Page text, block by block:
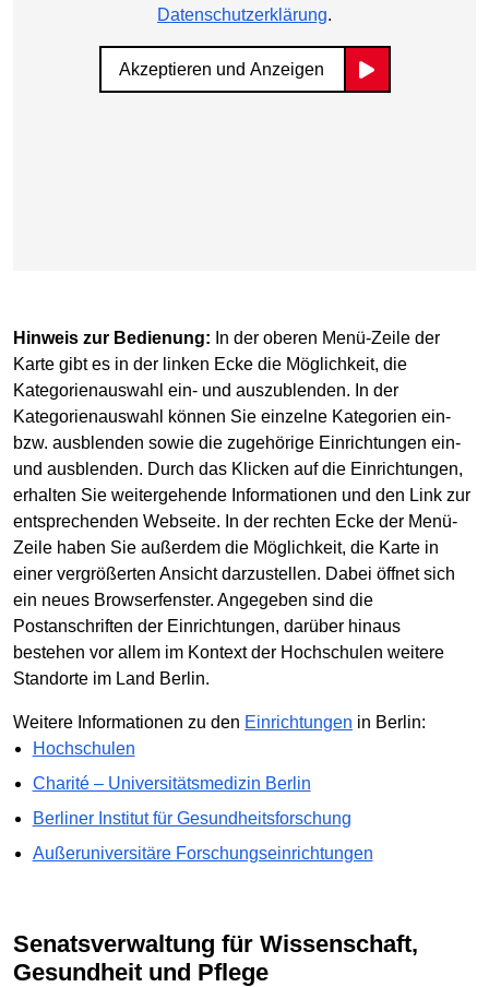
Datenschutzerklärung.
Akzeptieren und Anzeigen
Hinweis zur Bedienung: In der oberen Menü-Zeile der
Karte gibt es in der linken Ecke die Möglichkeit, die
Kategorienauswahl ein- und auszublenden. In der
Kategorienauswahl können Sie einzelne Kategorien ein-
bzw. ausblenden sowie die zugehörige Einrichtungen ein-
und ausblenden. Durch das Klicken auf die Einrichtungen,
erhalten Sie weitergehende Informationen und den Link zur
entsprechenden Webseite. In der rechten Ecke der Menü-
Zeile haben Sie außerdem die Möglichkeit, die Karte in
einer vergrößerten Ansicht darzustellen. Dabei öffnet sich
ein neues Browserfenster. Angegeben sind die
Postanschriften der Einrichtungen, darüber hinaus
bestehen vor allem im Kontext der Hochschulen weitere
Standorte im Land Berlin.
Weitere Informationen zu den Einrichtungen in Berlin:
Hochschulen
Charité – Universitätsmedizin Berlin
Berliner Institut für Gesundheitsforschung
Außeruniversitäre Forschungseinrichtungen
Senatsverwaltung für Wissenschaft,
Gesundheit und Pflege